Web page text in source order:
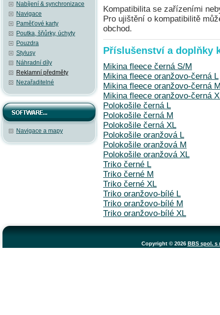
Nabíjení & synchronizace
Navigace
Paměťové karty
Poutka, šňůrky, úchyty
Pouzdra
Stylusy
Náhradní díly
Reklamní předměty
Nezařaditelné
Navigace a mapy
Kompatibilita se zařízeními
Pro ujištění o kompatibilitě
obchod.
Příslušenství a doplňky
Mikina fleece černá S/M
Mikina fleece oranžovo-černá L
Mikina fleece oranžovo-černá
Mikina fleece oranžovo-černá
Polokošile černá L
Polokošile černá M
Polokošile černá XL
Polokošile oranžová L
Polokošile oranžová M
Polokošile oranžová XL
Triko černé L
Triko černé M
Triko černé XL
Triko oranžovo-bílé L
Triko oranžovo-bílé M
Triko oranžovo-bílé XL
Copyright © 2026 BBS spol. s